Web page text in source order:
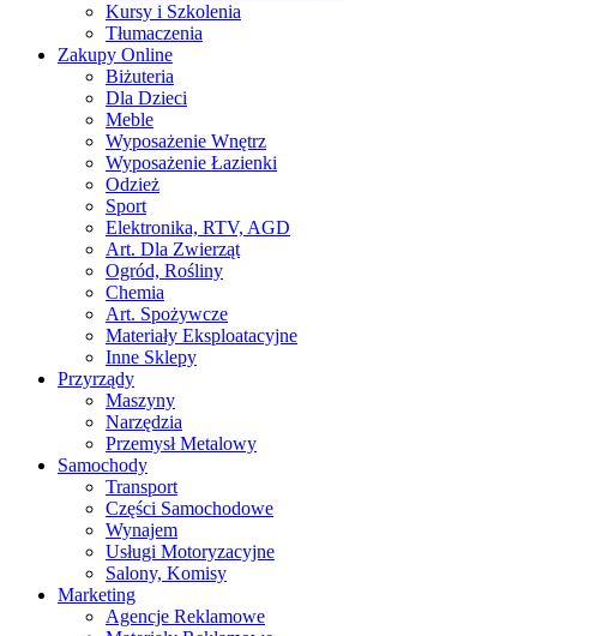
Kursy i Szkolenia
Tłumaczenia
Zakupy Online
Biżuteria
Dla Dzieci
Meble
Wyposażenie Wnętrz
Wyposażenie Łazienki
Odzież
Sport
Elektronika, RTV, AGD
Art. Dla Zwierząt
Ogród, Rośliny
Chemia
Art. Spożywcze
Materiały Eksploatacyjne
Inne Sklepy
Przyrządy
Maszyny
Narzędzia
Przemysł Metalowy
Samochody
Transport
Części Samochodowe
Wynajem
Usługi Motoryzacyjne
Salony, Komisy
Marketing
Agencje Reklamowe